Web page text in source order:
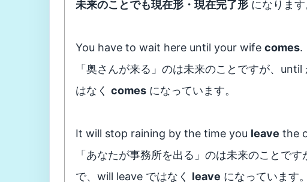
未来のことでも現在形・現在完了形 になります
You have to wait here until your wife comes.
「奥さんが来る」のは未来のことですが、
はなく comes になっています。
It will stop raining by the time you leave the
「あなたが事務所を出る」のは未来のことで
で、will leave ではなく leave になっています。